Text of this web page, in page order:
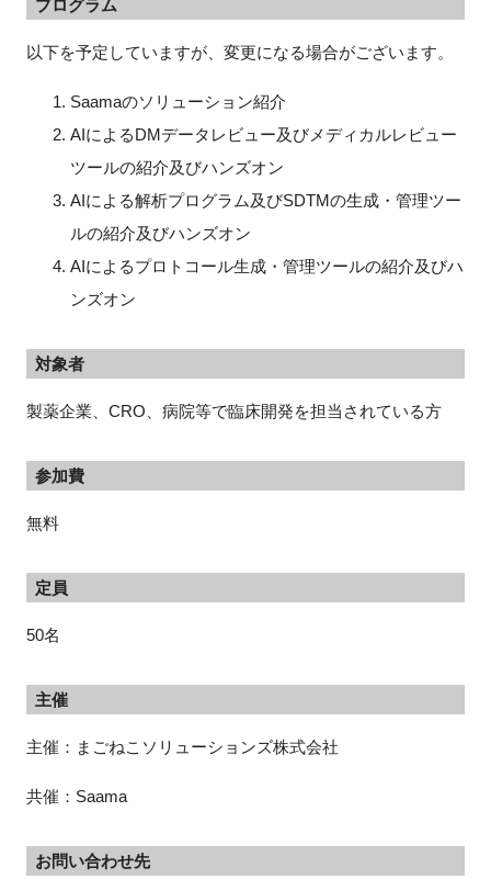
プログラム
以下を予定していますが、変更になる場合がございます。
Saamaのソリューション紹介
AIによるDMデータレビュー及びメディカルレビュー
ツールの紹介及びハンズオン
AIによる解析プログラム及びSDTMの生成・管理ツー
ルの紹介及びハンズオン
AIによるプロトコール生成・管理ツールの紹介及びハ
ンズオン
対象者
製薬企業、CRO、病院等で臨床開発を担当されている方
参加費
無料
定員
50名
主催
主催：まごねこソリューションズ株式会社
共催：Saama
お問い合わせ先